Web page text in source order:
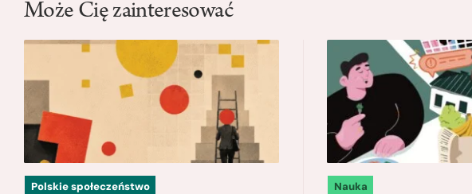
Może Cię zainteresować
Polskie społeczeństwo Nauka